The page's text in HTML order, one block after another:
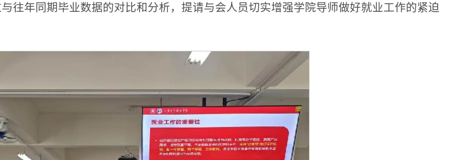
往年同期毕业数据的对比和分析，提请与会人员切实增强学院导师做好就业工作的紧迫